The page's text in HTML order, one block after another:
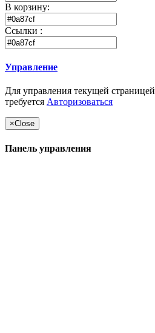
В корзину:
Ссылки :
Управление
Для управления текущей страницей
требуется Авторизоваться
×Close
Панель управления